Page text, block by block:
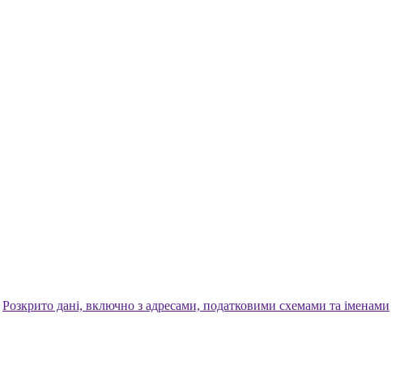
Розкрито дані, включно з адресами, податковими схемами та іменами